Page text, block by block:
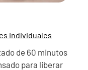
individuales
de 60 minutos
para liberar